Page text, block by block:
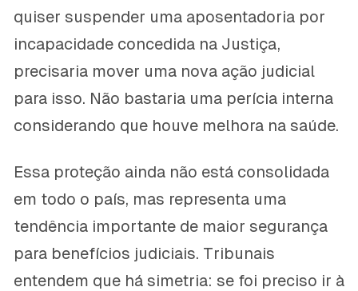
quiser suspender uma aposentadoria por
incapacidade concedida na Justiça,
precisaria mover uma nova ação judicial
para isso. Não bastaria uma perícia interna
considerando que houve melhora na saúde.
Essa proteção ainda não está consolidada
em todo o país, mas representa uma
tendência importante de maior segurança
para benefícios judiciais. Tribunais
entendem que há simetria: se foi preciso ir à